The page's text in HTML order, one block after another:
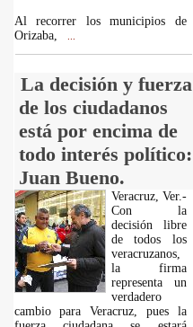
Al recorrer los municipios de
Orizaba,
La decisión y fuerza
de los ciudadanos
está por encima de
todo interés político:
Juan Bueno.
Veracruz, Ver.-
Con la
decisión libre
de todos los
veracruzanos,
la firma
representa un
verdadero
cambio para Veracruz, pues la